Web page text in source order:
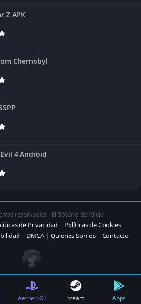
Z APK
Chernobyl
4 Android
reservados - El Sótano de Alicia
de Privacidad | Políticas de Cookies|
| DMCA | Quienes Somos | Contacto
AetherSX2 Steam Apps